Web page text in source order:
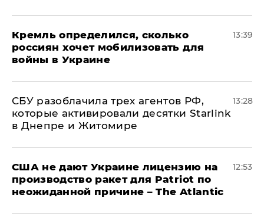
Кремль определился, сколько
россиян хочет мобилизовать для
войны в Украине
13:39
СБУ разоблачила трех агентов РФ,
которые активировали десятки Starlink
в Днепре и Житомире
13:28
США не дают Украине лицензию на
производство ракет для Patriot по
неожиданной причине – The Atlantic
12:53